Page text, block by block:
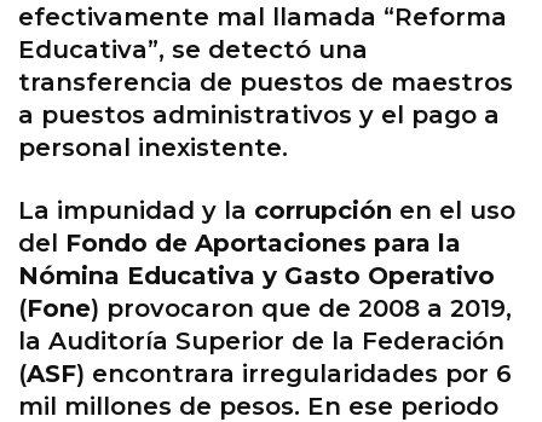
efectivamente mal llamada “Reforma
Educativa”, se detectó una
transferencia de puestos de maestros
a puestos administrativos y el pago a
personal inexistente.
La impunidad y la corrupción en el uso
del Fondo de Aportaciones para la
Nómina Educativa y Gasto Operativo
(Fone) provocaron que de 2008 a 2019,
la Auditoría Superior de la Federación
(ASF) encontrara irregularidades por 6
mil millones de pesos. En ese periodo